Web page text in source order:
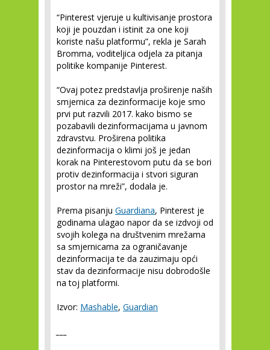
“Pinterest vjeruje u kultivisanje prostora
koji je pouzdan i istinit za one koji
koriste našu platformu”, rekla je Sarah
Bromma, voditeljica odjela za pitanja
politike kompanije Pinterest.
“Ovaj potez predstavlja proširenje naših
smjernica za dezinformacije koje smo
prvi put razvili 2017. kako bismo se
pozabavili dezinformacijama u javnom
zdravstvu. Proširena politika
dezinformacija o klimi još je jedan
korak na Pinterestovom putu da se bori
protiv dezinformacija i stvori siguran
prostor na mreži”, dodala je.
Prema pisanju Guardiana, Pinterest je
godinama ulagao napor da se izdvoji od
svojih kolega na društvenim mrežama
sa smjernicama za ograničavanje
dezinformacija te da zauzimaju opći
stav da dezinformacije nisu dobrodošle
na toj platformi.
Izvor: Mashable, Guardian